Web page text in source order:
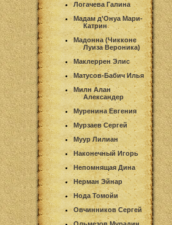
Логачева Галина
Мадам д'Онуа Мари-
Катрин
Мадонна (Чикконе
Луиза Вероника)
Маклеррен Элис
Матусов-Бабич Илья
Милн Алан
Александер
Муренина Евгения
Мурзаев Сергей
Муур Лилиан
Наконечный Игорь
Непомнящая Дина
Нерман Эйнар
Нода Томойи
Овчинников Сергей